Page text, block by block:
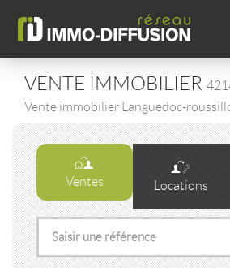
VENTE IMMOBILIER
Vente immobilier Languedoc-
Ventes Locations